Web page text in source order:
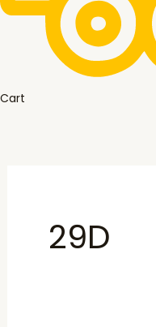
Cart
29D